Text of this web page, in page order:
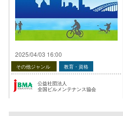
2025/04/03 16:00
その他ジャンル 教育・資格
公益社団法人
全国ビルメンテナンス協会